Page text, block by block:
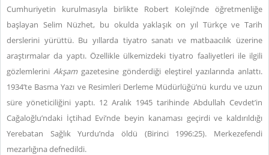
Cumhuriyetin kurulmasıyla birlikte Robert Koleji’nde öğretmenliğe
başlayan Selim Nüzhet, bu okulda yaklaşık on yıl Türkçe ve Tarih
derslerini yürüttü. Bu yıllarda tiyatro sanatı ve matbaacılık üzerine
araştırmalar da yaptı. Özellikle ülkemizdeki tiyatro faaliyetleri ile ilgili
gözlemlerini Akşamgazetesine gönderdiği eleştirel yazılarında anlattı.
1934’te Basma Yazı ve Resimleri Derleme Müdürlüğü’nü kurdu ve uzun
süre yöneticiliğini yaptı. 12 Aralık 1945 tarihinde Abdullah Cevdet’in
Cağaloğlu’ndaki İçtihad Evi’nde beyin kanaması geçirdi ve kaldırıldığı
Yerebatan Sağlık Yurdu’nda öldü (Birinci 1996:25). Merkezefendi
mezarlığına defnedildi.